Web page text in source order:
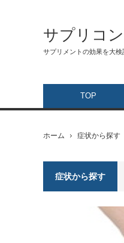
サプリコ
サプリメントの効果を大
TOP
ホーム 症状から探す
症状から探す